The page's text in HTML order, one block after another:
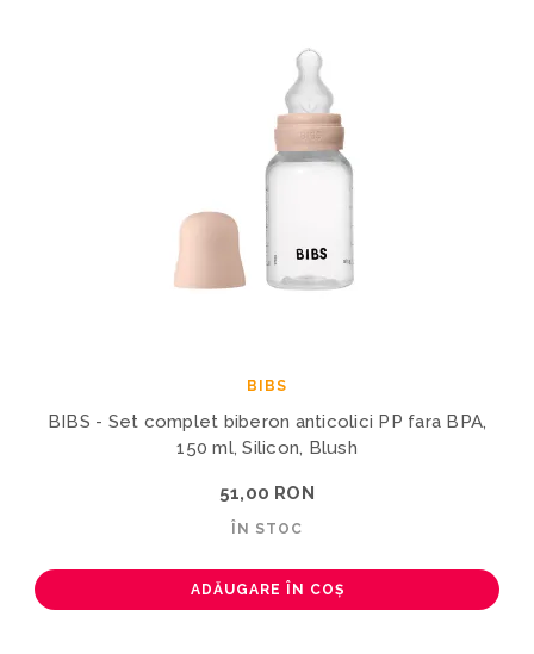
BIBS
BIBS - Set complet biberon anticolici PP fara BPA,
150 ml, Silicon, Blush
51,00 RON
ÎN STOC
ADĂUGARE ÎN COȘ